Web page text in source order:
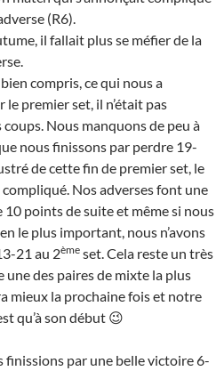
(R6).
il fallait plus se méfier de la
compris, ce qui nous a
le premier set, il n’était pas
Nous manquons de peu à
nous finissons par perdre 19-
de cette fin de premier set, le
compliqué. Nos adverses font une
points de suite et même si nous
le plus important, nous n’avons
21 au 2ème set. Cela reste un très
une des paires de mixte la plus
mieux la prochaine fois et notre
qu’à son début 😉
finissions par une belle victoire 6-